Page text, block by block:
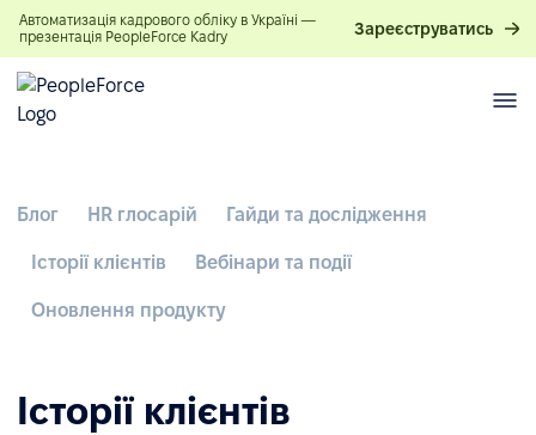
Автоматизація кадрового обліку в Україні —
презентація PeopleForce Kadry
Зареєструватись
Блог HR глосарій Гайди та дослідження
Історії клієнтів Вебінари та події
Оновлення продукту
Історії клієнтів